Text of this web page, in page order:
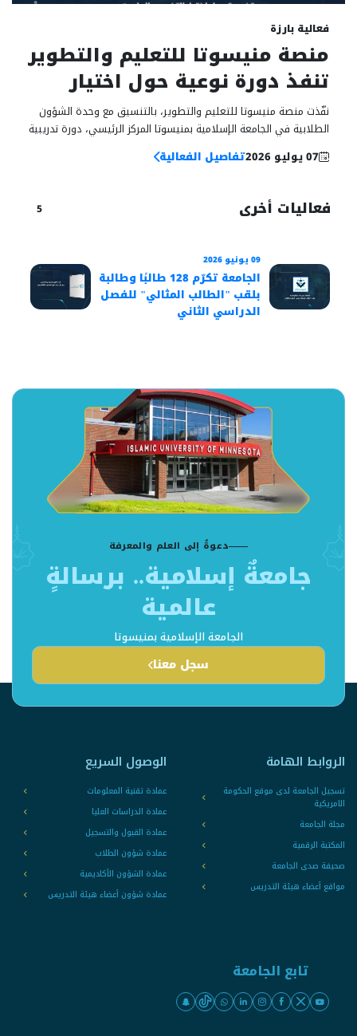
07
فعالية بارزة
منصة منيسوتا للتعليم والتطوير
تنفذ دورة نوعية حول اختيار
التخصص الجامعي وفق معايير
عالمية
نفّذت منصة منيسوتا للتعليم والتطوير، بالتنسيق مع وحدة الشؤون
الطلابية في الجامعة الإسلامية بمنيسوتا المركز الرئيسي، دورة تدريبية
07 يوليو 2026 تفاصيل الفعالية
فعاليات أخرى 5
09 يونيو 2026
الجامعة تكرّم 128 طالبًا وطالبة
بلقب "الطالب المثالي" للفصل
الدراسي الثاني
دعوةٌ إلى العلم والمعرفة
جامعةٌ إسلامية.. برسالةٍ
عالمية
الجامعة الإسلامية بمنيسوتا
سجل معنا
الروابط الهامة
تسجيل الجامعة لدى موقع الحكومة
الامريكية
مجلة الجامعة
المكتبة الرقمية
صحيفة صدى الجامعة
مواقع أعضاء هيئة التدريس
الوصول السريع
عمادة تقنية المعلومات
عمادة الدراسات العليا
عمادة القبول والتسجيل
عمادة شؤون الطلاب
عمادة الشؤون الأكاديمية
عمادة شؤون أعضاء هيئة التدريس
تابع الجامعة